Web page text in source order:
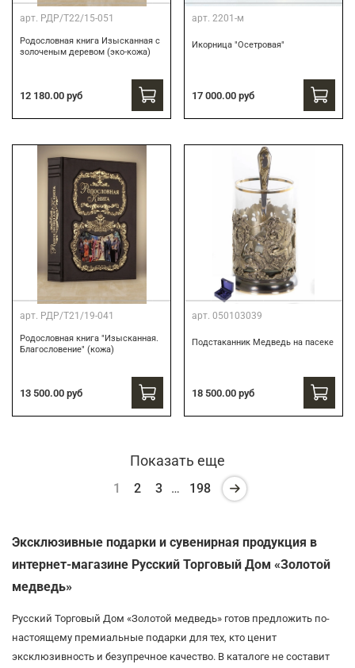
арт. РДР/Т22/15-051
Родословная книга Изысканная с
золоченым деревом (эко-кожа)
12 180.00 руб
арт. 2201-м
Икорница "Осетровая"
17 000.00 руб
арт. РДР/Т21/19-041
Родословная книга "Изысканная.
Благословение" (кожа)
13 500.00 руб
арт. 050103039
Подстаканник Медведь на пасеке
18 500.00 руб
Показать еще
1 2 3 … 198
Эксклюзивные подарки и сувенирная продукция в
интернет-магазине Русский Торговый Дом «Золотой
медведь»
Русский Торговый Дом «Золотой медведь» готов предложить по-
настоящему премиальные подарки для тех, кто ценит
эксклюзивность и безупречное качество. В каталоге не составит